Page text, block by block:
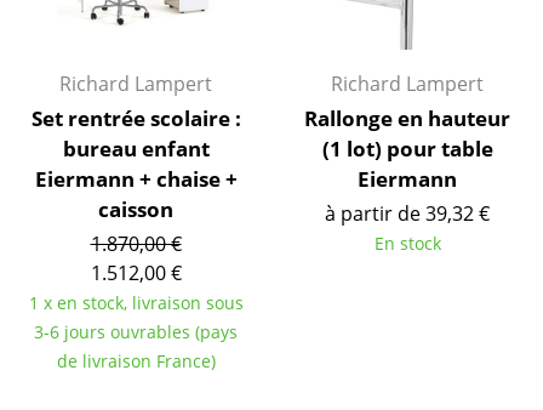
Cuisine & Salle à manger
Chambre enfant
Bureau
Entrée & Couloir
Salle de Bain
Cellier & Buanderie
Jardin & Balcon
Richard Lampert
Set rentrée scolaire :
bureau enfant
Eiermann + chaise +
caisson
1.870,00 €
1.512,00 €
1 x en stock, livraison sous
3-6 jours ouvrables (pays
de livraison France)
Richard Lampert
Rallonge en hauteur
(1 lot) pour table
Eiermann
à partir de 39,32 €
En stock